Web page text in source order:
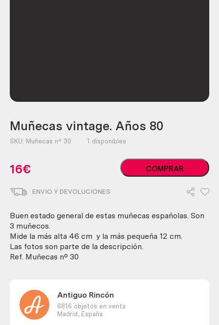
Muñecas vintage. Años 80
SKU: Muñecas nº 30 1 disponibles
16€
Muñecas
vintage.
COMPRAR
ENVIO Y DEVOLUCIONES
Buen estado general de estas muñecas españolas. Son
3 muñecos.
Mide la más alta 46 cm y la más pequeña 12 cm.
Las fotos son parte de la descripción.
Ref. Muñecas nº 30
Antiguo Rincón
6816 objetos en venta
Madrid,
España